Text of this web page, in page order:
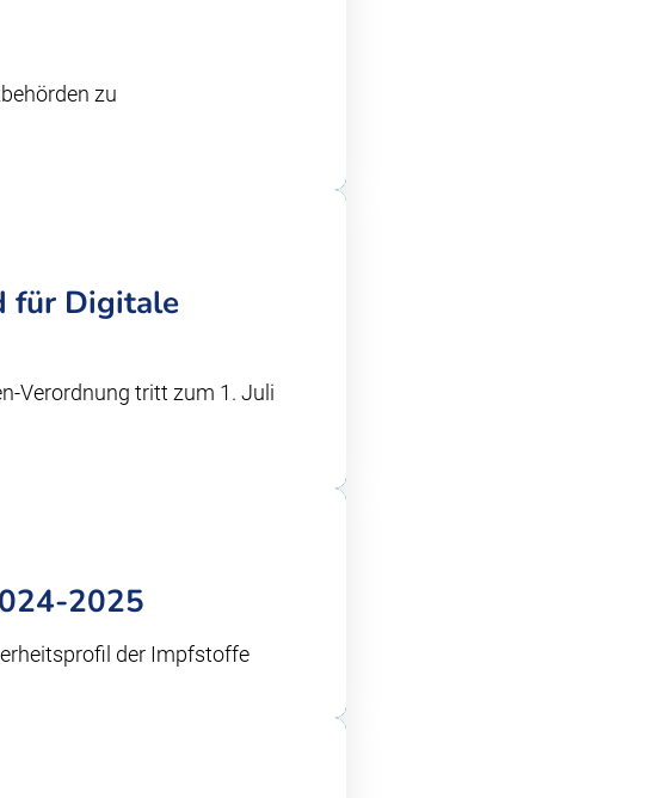
zu
für Digitale
Verordnung tritt zum 1. Juli
2025
der Impfstoffe